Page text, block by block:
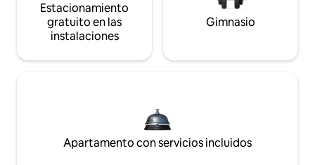
Estacionamiento
gratuito en las
instalaciones
Gimnasio
Apartamento con servicios incluidos